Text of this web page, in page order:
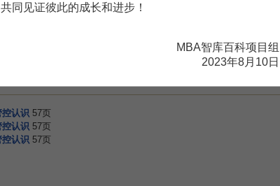
错误内容，请
控认识 57页
控认识 57页
控认识 57页
同见证彼此的成长和进步！
MBA智库百科项目组
2023年8月10日